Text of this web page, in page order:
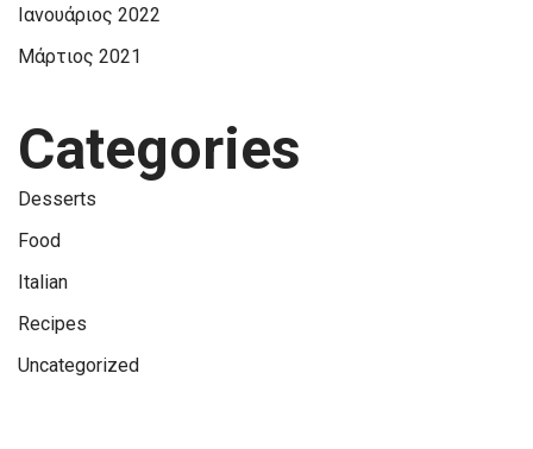
Ιανουάριος 2022
Μάρτιος 2021
Categories
Desserts
Food
Italian
Recipes
Uncategorized